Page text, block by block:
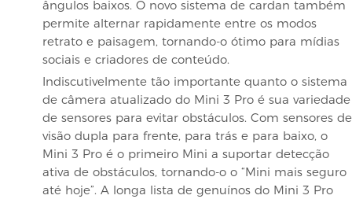
ângulos baixos. O novo sistema de cardan também
permite alternar rapidamente entre os modos
retrato e paisagem, tornando-o ótimo para mídias
sociais e criadores de conteúdo.
Indiscutivelmente tão importante quanto o sistema
de câmera atualizado do Mini 3 Pro é sua variedade
de sensores para evitar obstáculos. Com sensores de
visão dupla para frente, para trás e para baixo, o
Mini 3 Pro é o primeiro Mini a suportar detecção
ativa de obstáculos, tornando-o o “Mini mais seguro
até hoje”. A longa lista de genuínos do Mini 3 Pro